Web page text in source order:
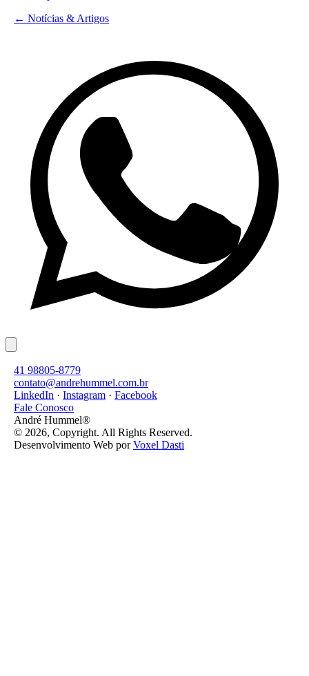
← Notícias & Artigos
41 98805-8779
contato@andrehummel.com.br
LinkedIn · Instagram · Facebook
Fale Conosco
André Hummel®
© 2026, Copyright. All Rights Reserved.
Desenvolvimento Web porVoxel Dasti